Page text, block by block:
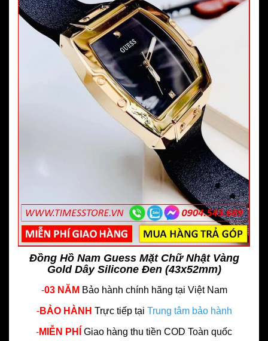
Đồng Hồ Nam Guess Mặt Chữ Nhật Vàng
Gold Dây Silicone Đen (43x52mm)
-03 NĂM Bảo hành chính hãng tại Việt Nam
-BẢO HÀNH Trực tiếp tại Trung tâm bảo hành
-MIỄN PHÍ Giao hàng thu tiền COD Toàn quốc